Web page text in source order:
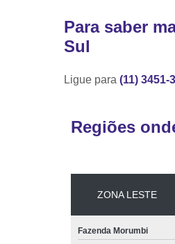
Para saber
Sul
Ligue para (11) 3451-
Regiões
ZONA LESTE
Fazenda Morumbi